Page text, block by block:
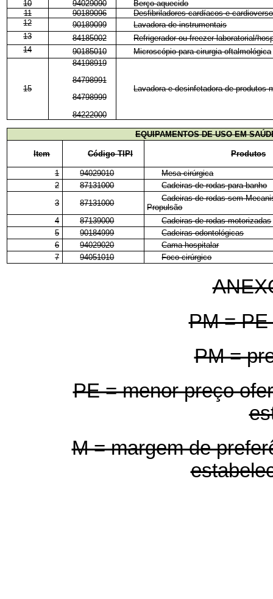
10 94029090
Berço aquecido
11
90189096
Desfibriladores cardíacos e
12
90189099
Lavadora de instrumentais
13
84185002
Refrigerador ou freezer laboratorial/
14
90185010 Microscópio para cirurgia oftalmológica
15
84198919
84798991
84798999
84222000
Lavadora e desinfetadora de produtos
EQUIPAMENTOS DE USO EM
Item Código TIPI Produtos
1 94029010
Mesa cirúrgica
2
87131000
Cadeiras de rodas para banho
3
87131000
Cadeiras de rodas sem
Propulsão
4
87139000
Cadeiras de rodas motorizadas
5
90184999
Cadeiras odontológicas
6
94029020
Cama hospitalar
7
94051010 Foco cirúrgico
PM =
PM =
PE = menor preço
M = margem de